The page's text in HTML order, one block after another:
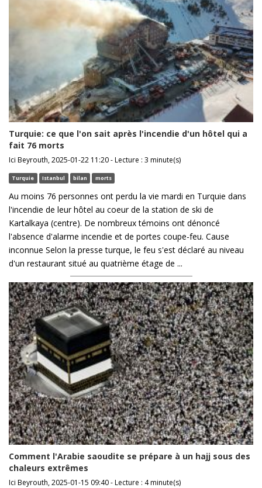
Turquie: ce que l'on sait après l'incendie d'un hôtel qui a
fait 76 morts
Ici Beyrouth, 2025-01-22 11:20 - Lecture : 3 minute(s)
Turquie Istanbul bilan morts
Au moins 76 personnes ont perdu la vie mardi en Turquie dans
l'incendie de leur hôtel au coeur de la station de ski de
Kartalkaya (centre). De nombreux témoins ont dénoncé
l'absence d'alarme incendie et de portes coupe-feu. Cause
inconnue Selon la presse turque, le feu s'est déclaré au niveau
d'un restaurant situé au quatrième étage de ...
Comment l'Arabie saoudite se prépare à un hajj sous des
chaleurs extrêmes
Ici Beyrouth, 2025-01-15 09:40 - Lecture : 4 minute(s)